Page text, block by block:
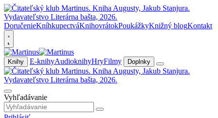
DoručenieKníhkupectváKnihovrátokPoukážkyKnižný blogKontakt
Knihy E-knihyAudioknihyHryFilmy Doplnky
Vyhľadávanie